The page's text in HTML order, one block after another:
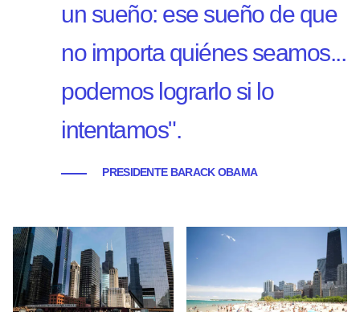
un sueño: ese sueño de que
no importa quiénes seamos...
podemos lograrlo si lo
intentamos".
PRESIDENTE BARACK OBAMA